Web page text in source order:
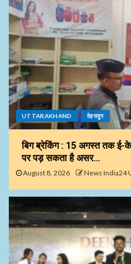
UTTARAKHAND देहरादून
बिग ब्रेकिंग : 15 अगस्त तक ई-
पर पड़ सकता है असर…
August 8, 2026 News India24